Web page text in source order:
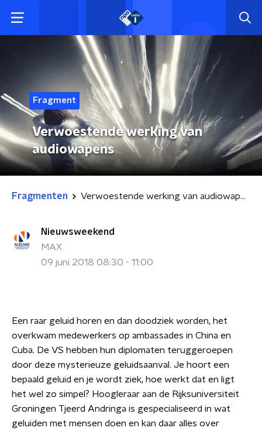
Fragment
Verwoestende werking van
audiowapens
Fragmenten Verwoestende werking van audiowapens
Nieuwsweekend
MAX
09 juni 2018 08:30 - 11:00
Een raar geluid horen en dan doodziek worden, het
overkwam medewerkers op ambassades in China en
Cuba. De VS hebben hun diplomaten teruggeroepen
door deze mysterieuze geluidsaanval. Je hoort een
bepaald geluid en je wordt ziek, hoe werkt dat en ligt
het wel zo simpel? Hoogleraar aan de Rijksuniversiteit
Groningen Tjeerd Andringa is gespecialiseerd in wat
geluiden met mensen doen en kan daar alles over